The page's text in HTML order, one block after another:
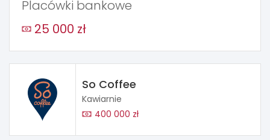
Placówki bankowe
25 000 zł
So Coffee
Kawiarnie
400 000 zł